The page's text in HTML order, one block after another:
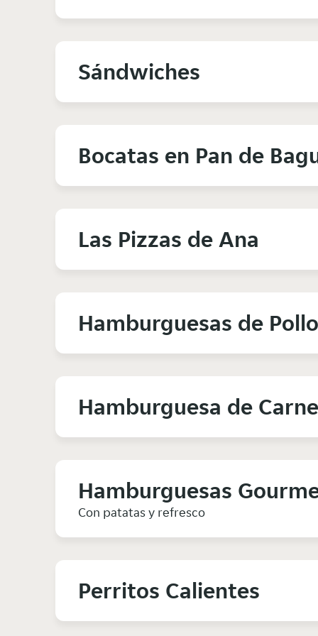
Sándwiches
Bocatas en Pan de
Las Pizzas de Ana
Hamburguesas de Pollo
Hamburguesa de Carne
Hamburguesas
Con patatas y refresco
Perritos Calientes